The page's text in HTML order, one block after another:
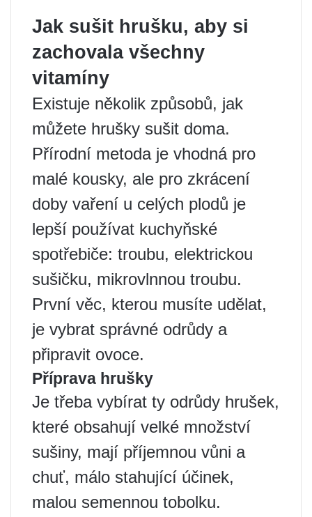
Jak sušit hrušku, aby si
zachovala všechny
vitamíny
Existuje několik způsobů, jak
můžete hrušky sušit doma.
Přírodní metoda je vhodná pro
malé kousky, ale pro zkrácení
doby vaření u celých plodů je
lepší používat kuchyňské
spotřebiče: troubu, elektrickou
sušičku, mikrovlnnou troubu.
První věc, kterou musíte udělat,
je vybrat správné odrůdy a
připravit ovoce.
Příprava hrušky
Je třeba vybírat ty odrůdy hrušek,
které obsahují velké množství
sušiny, mají příjemnou vůni a
chuť, málo stahující účinek,
malou semennou tobolku.